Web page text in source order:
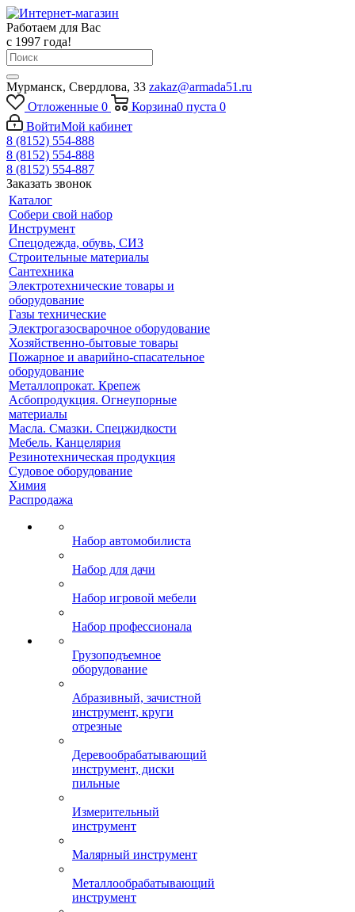
Работаем для Вас
с 1997 года!
Мурманск, Свердлова, 33 zakaz@armada51.ru
Отложенные 0 Корзина0 пуста 0
ВойтиМой кабинет
8 (8152) 554-888
8 (8152) 554-888
8 (8152) 554-887
Заказать звонок
Каталог
Собери свой набор
Инструмент
Спецодежда, обувь, СИЗ
Строительные материалы
Сантехника
Электротехнические товары и
оборудование
Газы технические
Электрогазосварочное оборудование
Хозяйственно-бытовые товары
Пожарное и аварийно-спасательное
оборудование
Металлопрокат. Крепеж
Асбопродукция. Огнеупорные
материалы
Масла. Смазки. Спецжидкости
Мебель. Канцелярия
Резинотехническая продукция
Судовое оборудование
Химия
Распродажа
Набор автомобилиста
Набор для дачи
Набор игровой мебели
Набор профессионала
Грузоподъемное
оборудование
Абразивный, зачистной
инструмент, круги
отрезные
Деревообрабатывающий
инструмент, диски
пильные
Измерительный
инструмент
Малярный инструмент
Металлообрабатывающий
инструмент